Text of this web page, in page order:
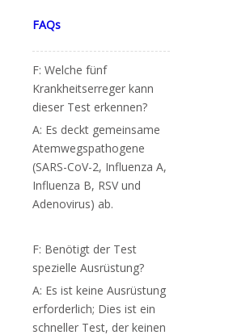
FAQs
F: Welche fünf
Krankheitserreger kann
dieser Test erkennen?
A: Es deckt gemeinsame
Atemwegspathogene
(SARS-CoV-2, Influenza A,
Influenza B, RSV und
Adenovirus) ab.
F: Benötigt der Test
spezielle Ausrüstung?
A: Es ist keine Ausrüstung
erforderlich; Dies ist ein
schneller Test, der keinen